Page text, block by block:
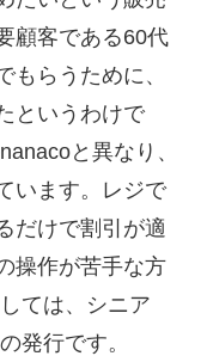
顧客である60代
もらうために、
というわけで
と異なり、
います。レジで
だけで割引が適
操作が苦手な方
ては、シニア
発行です。